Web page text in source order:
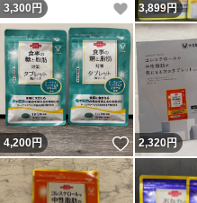
3,300 円 いいね！
3,899円
4,200円 いいね！
2,320円